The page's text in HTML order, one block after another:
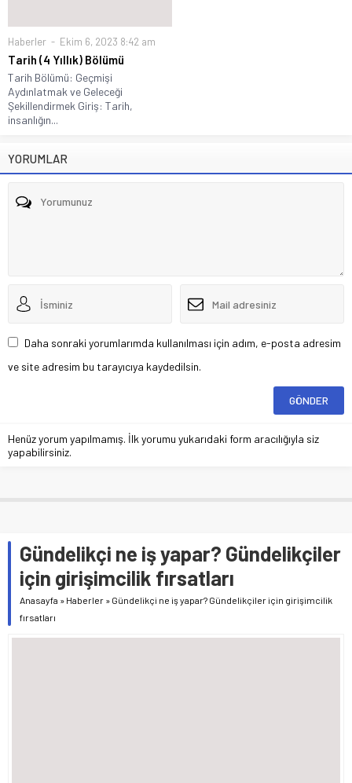
Haberler Ekim 6, 2023 8:42 am
Tarih (4 Yıllık) Bölümü
Tarih Bölümü: Geçmişi
Aydınlatmak ve Geleceği
Şekillendirmek Giriş: Tarih,
insanlığın...
YORUMLAR
Daha sonraki yorumlarımda kullanılması için adım, e-posta adresim
ve site adresim bu tarayıcıya kaydedilsin.
Henüz yorum yapılmamış. İlk yorumu yukarıdaki form aracılığıyla siz
yapabilirsiniz.
Gündelikçi ne iş yapar? Gündelikçiler
için girişimcilik fırsatları
Anasayfa » Haberler » Gündelikçi ne iş yapar? Gündelikçiler için girişimcilik
fırsatları